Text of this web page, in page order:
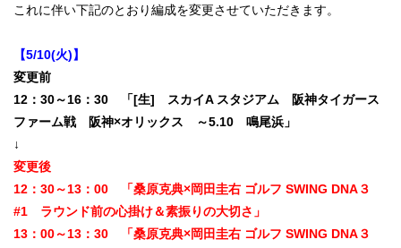
これに伴い下記のとおり編成を変更させていただきます。
【5/10(火)】
変更前
12：30～16：30 「[生] スカイA スタジアム 阪神タイガース
ファーム戦 阪神×オリックス ～5.10 鳴尾浜」
↓
変更後
12：30～13：00 「桑原克典×岡田圭右 ゴルフ SWING DNA３
#1 ラウンド前の心掛け＆素振りの大切さ」
13：00～13：30 「桑原克典×岡田圭右 ゴルフ SWING DNA３